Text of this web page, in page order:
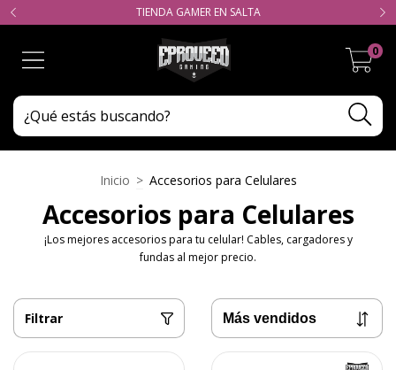
TIENDA GAMER EN SALTA
0
Inicio > Accesorios para Celulares
Accesorios para Celulares
¡Los mejores accesorios para tu celular! Cables, cargadores y
fundas al mejor precio.
Filtrar